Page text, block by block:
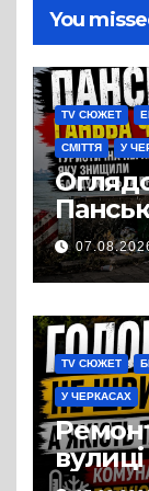
You
TV СЮЖЕТ
СМІТТЯ У
TV СЮЖЕТ
У ЧЕРКАСАХ